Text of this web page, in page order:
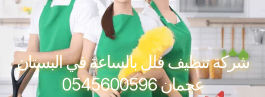
شركة تنظيف فلل بالساعة في البستان
عجمان 0545600596